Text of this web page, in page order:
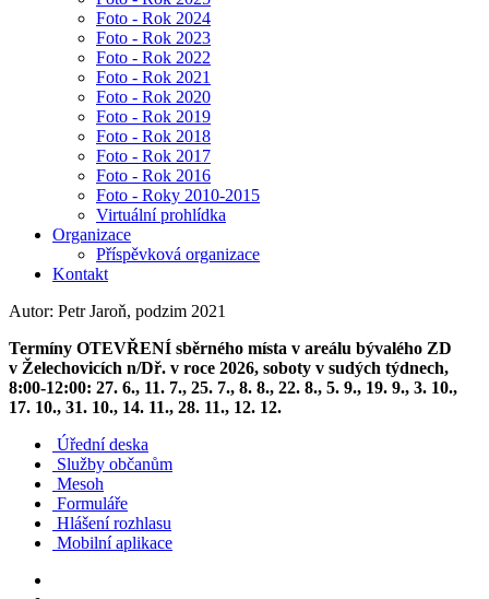
Foto - Rok 2024
Foto - Rok 2023
Foto - Rok 2022
Foto - Rok 2021
Foto - Rok 2020
Foto - Rok 2019
Foto - Rok 2018
Foto - Rok 2017
Foto - Rok 2016
Foto - Roky 2010-2015
Virtuální prohlídka
Organizace
Příspěvková organizace
Kontakt
Autor: Petr Jaroň, podzim 2021
Termíny OTEVŘENÍ sběrného místa v areálu bývalého ZD
v Želechovicích n/Dř. v roce 2026, soboty v sudých týdnech,
8:00-12:00: 27. 6., 11. 7., 25. 7., 8. 8., 22. 8., 5. 9., 19. 9., 3. 10.,
17. 10., 31. 10., 14. 11., 28. 11., 12. 12.
Úřední deska
Služby občanům
Mesoh
Formuláře
Hlášení rozhlasu
Mobilní aplikace